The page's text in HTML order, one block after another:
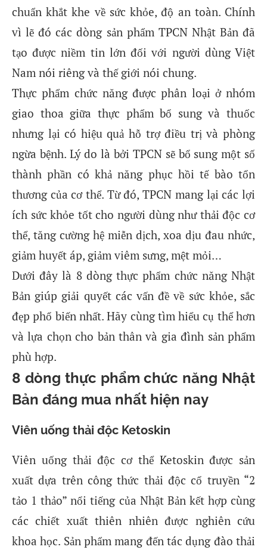
chuẩn khắt khe về sức khỏe, độ an toàn. Chính
vì lẽ đó các dòng sản phẩm TPCN Nhật Bản đã
tạo được niềm tin lớn đối với người dùng Việt
Nam nói riêng và thế giới nói chung.
Thực phẩm chức năng được phân loại ở nhóm
giao thoa giữa thực phẩm bổ sung và thuốc
nhưng lại có hiệu quả hỗ trợ điều trị và phòng
ngừa bệnh. Lý do là bởi TPCN sẽ bổ sung một số
thành phần có khả năng phục hồi tế bào tổn
thương của cơ thể. Từ đó, TPCN mang lại các lợi
ích sức khỏe tốt cho người dùng như thải độc cơ
thể, tăng cường hệ miễn dịch, xoa dịu đau nhức,
giảm huyết áp, giảm viêm sưng, mệt mỏi…
Dưới đây là 8 dòng thực phẩm chức năng Nhật
Bản giúp giải quyết các vấn đề về sức khỏe, sắc
đẹp phổ biến nhất. Hãy cùng tìm hiểu cụ thể hơn
và lựa chọn cho bản thân và gia đình sản phẩm
phù hợp.
8 dòng thực phẩm chức năng Nhật
Bản đáng mua nhất hiện nay
Viên uống thải độc Ketoskin
Viên uống thải độc cơ thể Ketoskin được sản
xuất dựa trên công thức thải độc cổ truyền “2
tảo 1 thảo” nổi tiếng của Nhật Bản kết hợp cùng
các chiết xuất thiên nhiên được nghiên cứu
khoa học. Sản phẩm mang đến tác dụng đào thải